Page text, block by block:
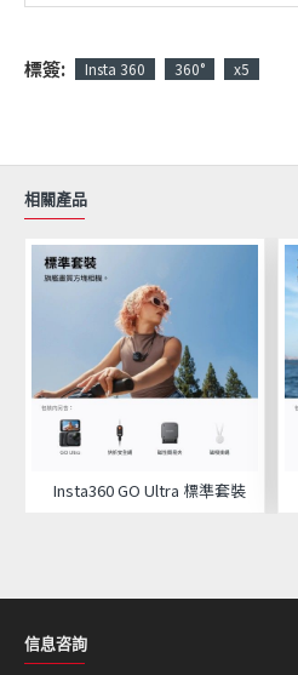
標簽: Insta 360 360° x5
相關產品
Insta360 GO Ultra 標準套裝
信息咨詢